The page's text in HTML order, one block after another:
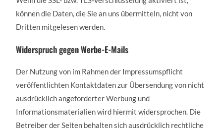
können die Daten, die Sie an uns übermitteln, nicht von
Dritten mitgelesen werden.
Widerspruch gegen Werbe-E-Mails
Der Nutzung von im Rahmen der Impressumspflicht
veröffentlichten Kontaktdaten zur Übersendung von nicht
ausdrücklich angeforderter Werbung und
Informationsmaterialien wird hiermit widersprochen. Die
Betreiber der Seiten behalten sich ausdrücklich rechtliche